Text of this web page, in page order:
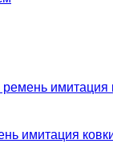
имитация